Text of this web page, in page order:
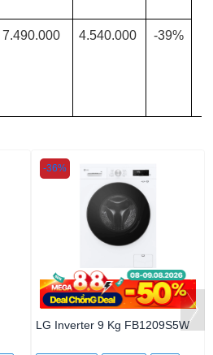
7.490.000 4.540.000 -39%
LG Inverter 9 Kg FB1209S5W
-36%